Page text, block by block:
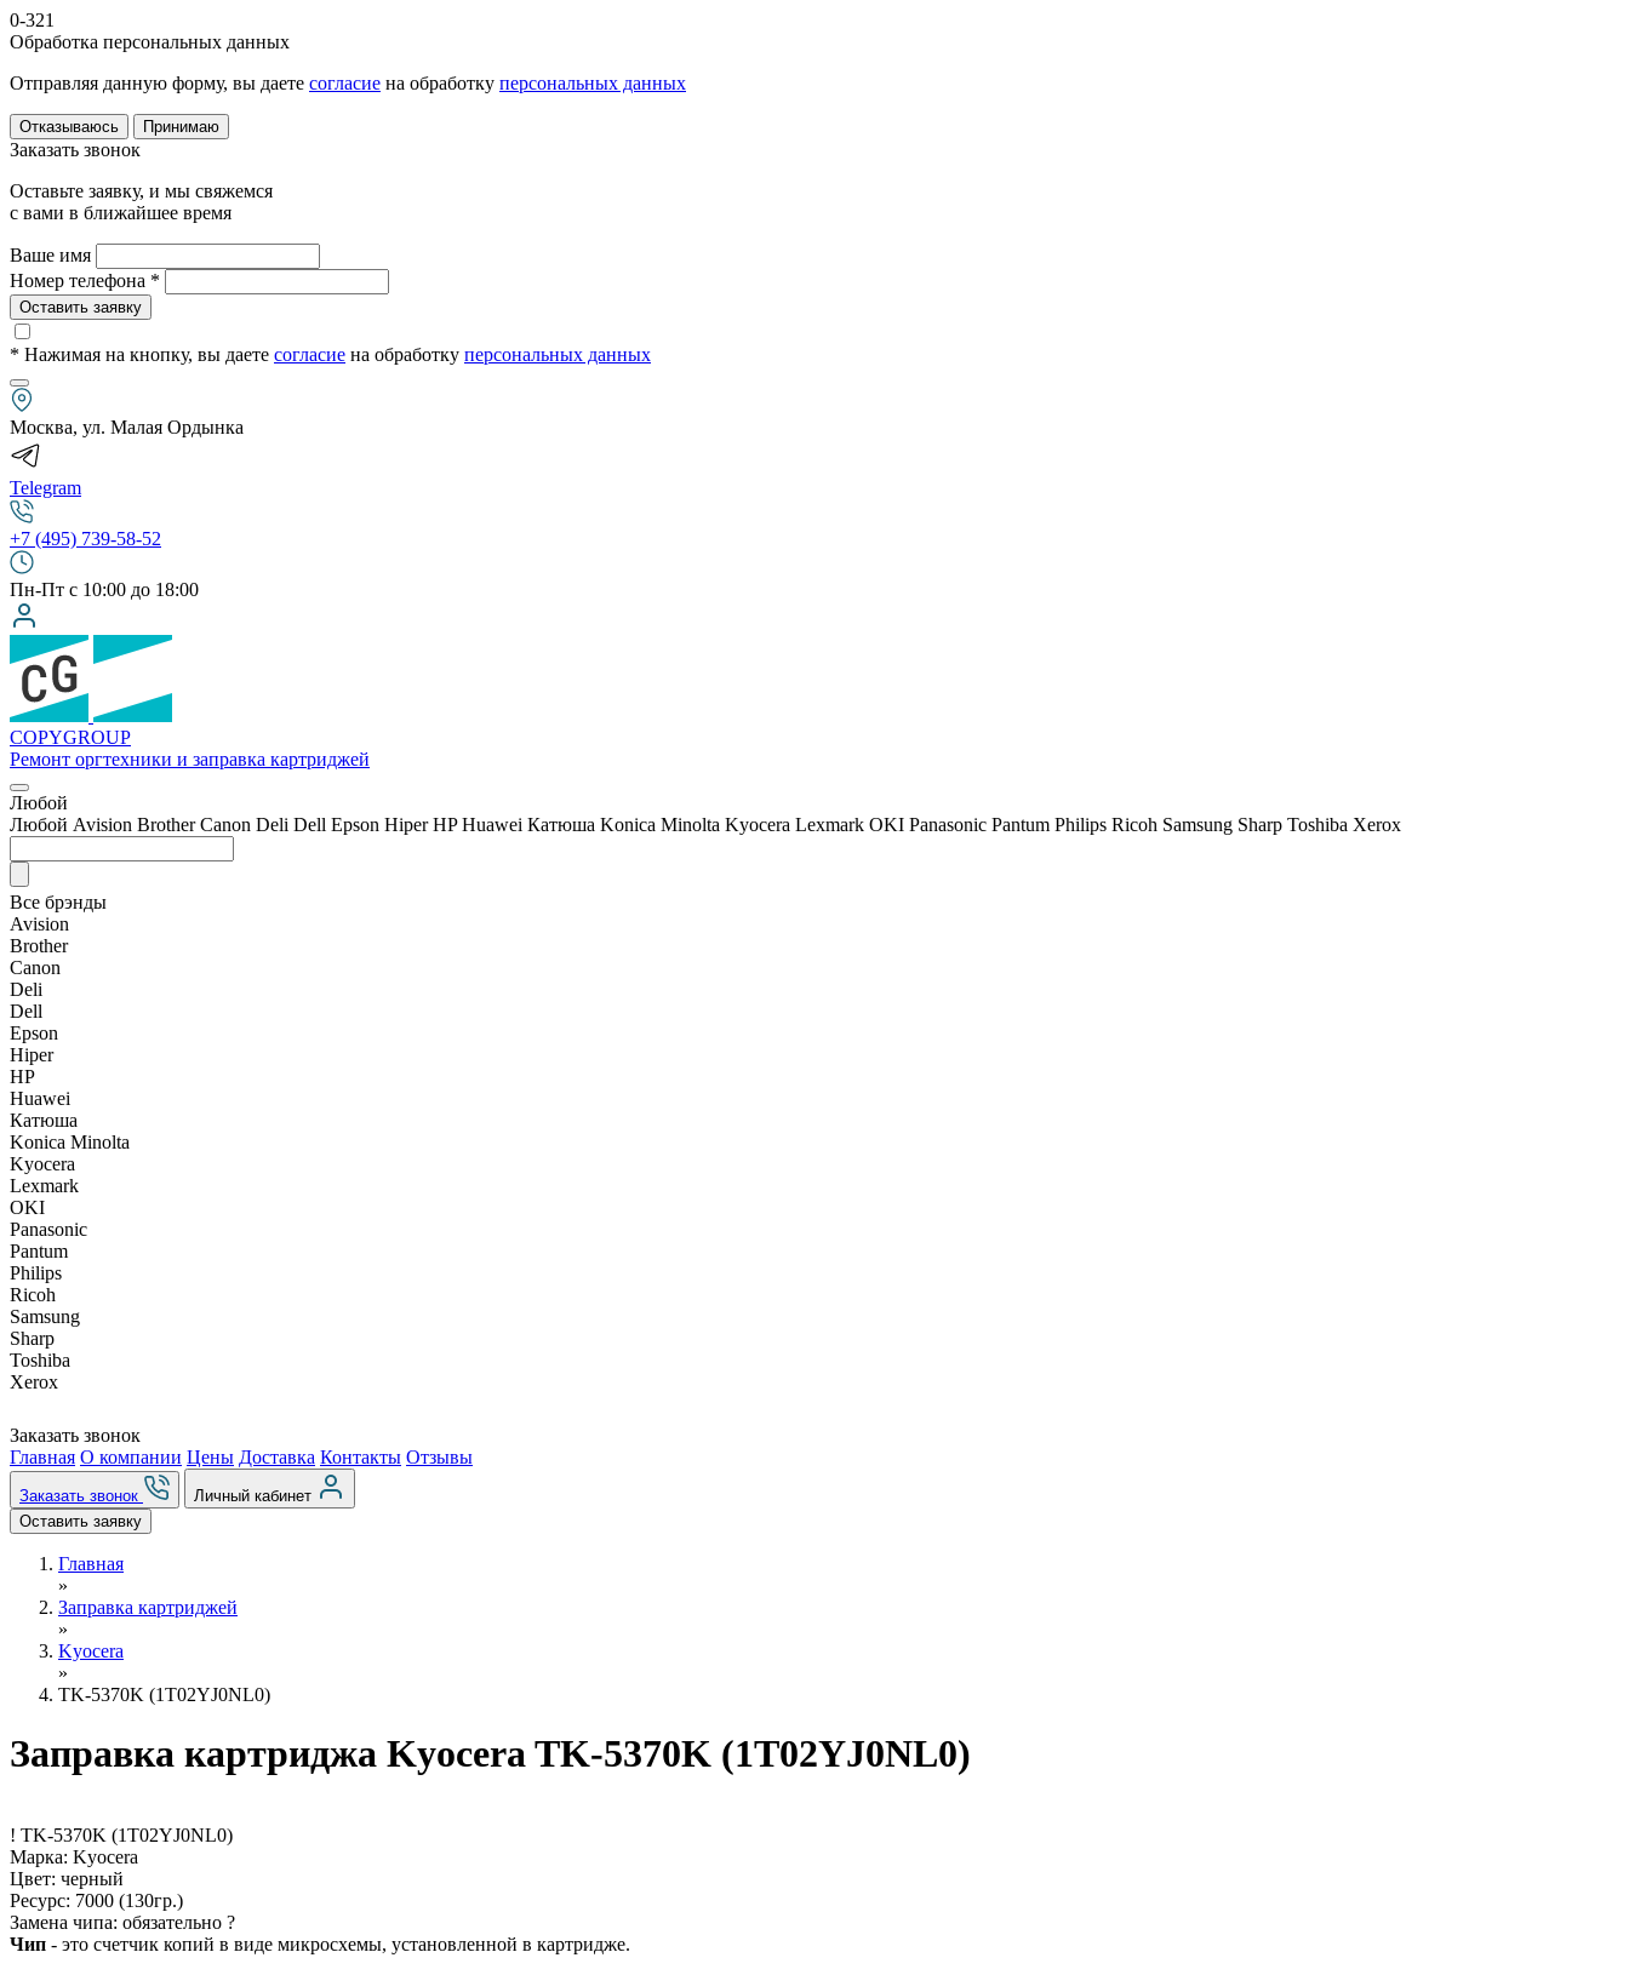
0-321
Обработка персональных данных
Отправляя данную форму, вы даете согласие на обработку персональных данных
Отказываюсь Принимаю
Заказать звонок
Оставьте заявку, и мы свяжемся
с вами в ближайшее время
Ваше имя
Номер телефона *
Оставить заявку
* Нажимая на кнопку, вы даете согласие на обработку персональных данных
Москва, ул. Малая Ордынка
Telegram
+7 (495) 739-58-52
Пн-Пт с 10:00 до 18:00
COPYGROUP
Ремонт оргтехники и заправка картриджей
Любой
Любой Avision Brother Canon Deli Dell Epson Hiper HP Huawei Катюша Konica Minolta Kyocera Lexmark OKI Panasonic Pantum Philips Ricoh Samsung Sharp Toshiba Xerox
Все брэнды
Avision
Brother
Canon
Deli
Dell
Epson
Hiper
HP
Huawei
Катюша
Konica Minolta
Kyocera
Lexmark
OKI
Panasonic
Pantum
Philips
Ricoh
Samsung
Sharp
Toshiba
Xerox
Заказать звонок
Главная О компании Цены Доставка Контакты Отзывы
Заказать звонок
Личный кабинет
Оставить заявку
Главная
»
Заправка картриджей
»
Kyocera
»
TK-5370K (1T02YJ0NL0)
Заправка картриджа Kyocera TK-5370K (1T02YJ0NL0)
! TK-5370K (1T02YJ0NL0)
Марка: Kyocera
Цвет: черный
Ресурс: 7000 (130гр.)
Замена чипа: обязательно ?
Чип - это счетчик копий в виде микросхемы, установленной в картридже.